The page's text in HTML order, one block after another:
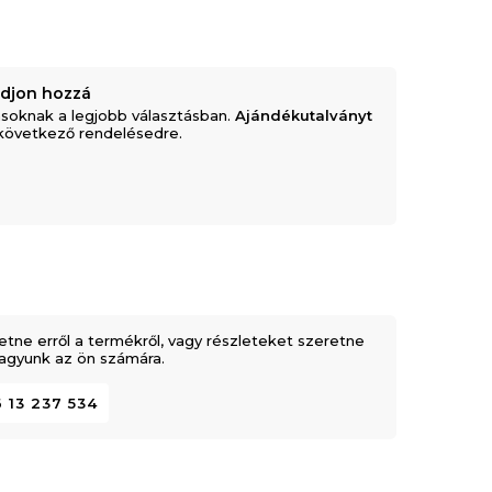
hozzá
a legjobb választásban.Ajándékutalványt
rendelésedre.
erről a termékről, vagy részleteket szeretne
az ön számára.
13 237 534